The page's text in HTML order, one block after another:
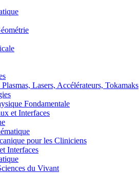
Lasers, Accélérateurs, Tokamaks
Fondamentale
et Interfaces
pour les Cliniciens
Interfaces
du Vivant